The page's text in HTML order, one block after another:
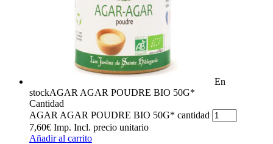
En
stockAGAR AGAR POUDRE BIO 50G*
Cantidad
AGAR AGAR POUDRE BIO 50G* cantidad
7,60€ Imp. Incl. precio unitario
Añadir al carrito